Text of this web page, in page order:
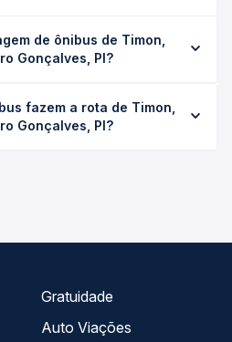
12h 5min, podendo variar
serviço (convencional,
na data desejada.
de ônibus de Timon,
Gonçalves, PI?
custa em média R$ 247,50 e
a empresa, o tipo de
fazem a rota de Timon,
Gonçalves, PI?
Gratuidade
Auto Viações